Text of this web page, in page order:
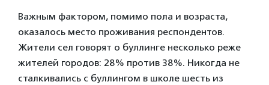
Важным фактором, помимо пола и возраста,
оказалось место проживания респондентов.
Жители сел говорят о буллинге несколько реже
жителей городов: 28% против 38%. Никогда не
сталкивались с буллингом в школе шесть из